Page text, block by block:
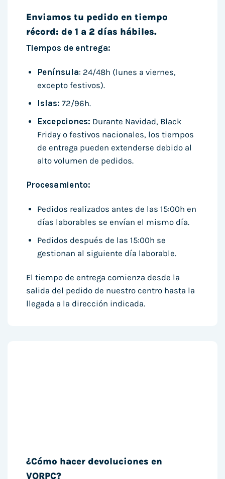
Enviamos tu pedido en tiempo
récord: de 1 a 2 días hábiles.
Tiempos de entrega:
Península: 24/48h (lunes a viernes,
excepto festivos).
Islas: 72/96h.
Excepciones: Durante Navidad, Black
Friday o festivos nacionales, los tiempos
de entrega pueden extenderse debido al
alto volumen de pedidos.
Procesamiento:
Pedidos realizados antes de las 15:00h en
días laborables se envían el mismo día.
Pedidos después de las 15:00h se
gestionan al siguiente día laborable.
El tiempo de entrega comienza desde la
salida del pedido de nuestro centro hasta la
llegada a la dirección indicada.
¿Cómo hacer devoluciones en
VORPC?